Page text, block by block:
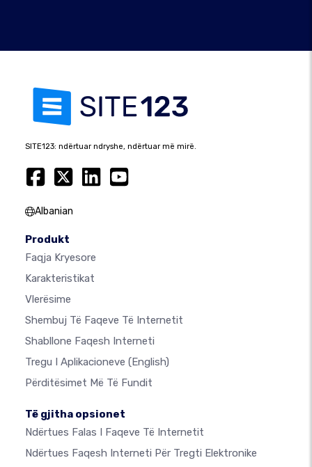
SITE123: ndërtuar ndryshe, ndërtuar më mirë.
Albanian
Produkt
Faqja Kryesore
Karakteristikat
Vlerësime
Shembuj Të Faqeve Të Internetit
Shabllone Faqesh Interneti
Tregu I Aplikacioneve (English)
Përditësimet Më Të Fundit
Të gjitha opsionet
Ndërtues Falas I Faqeve Të Internetit
Ndërtues Faqesh Interneti Për Tregti Elektronike